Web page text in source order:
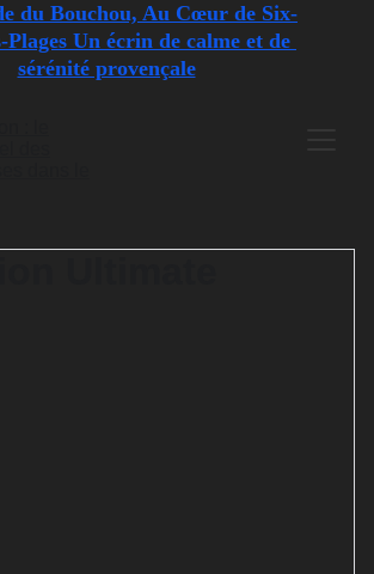
du Bouchou, Au Cœur de Six-
Plages Un écrin de calme et de
sérénité provençale